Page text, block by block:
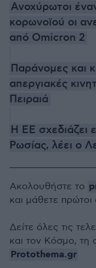
Ανοχύρωτοι
κορωνοϊού οι
από Omicron 2
Παράνομες και
απεργιακές
Πειραιά
Η ΕΕ σχεδιάζει
Ρωσίας, λέει ο
Ακολουθήστε το
και μάθετε πρώτοι
Δείτε όλες τις
και τον Κόσμο, τη
Protothema.gr